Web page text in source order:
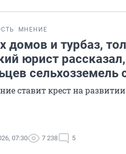
МНЕНИЕ
домов и турбаз,
юрист
сельхозземель
ставит крест на
07:30 7 238 5